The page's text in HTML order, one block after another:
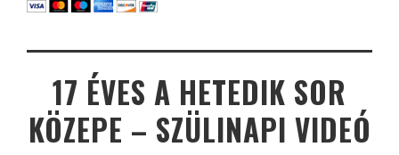
17 ÉVES A HETEDIK SOR
KÖZEPE – SZÜLINAPI VIDEÓ